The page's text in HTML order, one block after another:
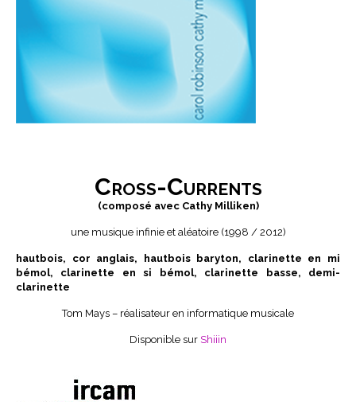
Cross-Currents
(composé avec Cathy Milliken)
une musique infinie et aléatoire (1998 / 2012)
hautbois, cor anglais, hautbois baryton, clarinette en mi
bémol, clarinette en si bémol, clarinette basse, demi-
clarinette
Tom Mays – réalisateur en informatique musicale
Disponible sur Shiiin